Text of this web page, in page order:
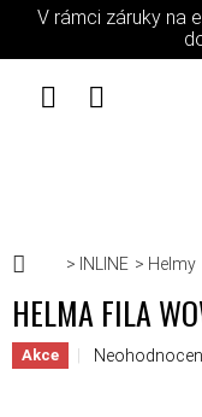
Přejít na obsah
V rámci záruky na
DomůINLINE Helmy
HELMA FILA
Akce Průměrné